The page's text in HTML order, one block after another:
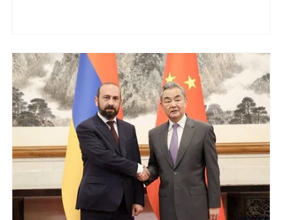
մաս. Տաթև
Հայրապետյան